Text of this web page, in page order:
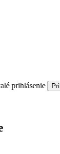
prihlásenie